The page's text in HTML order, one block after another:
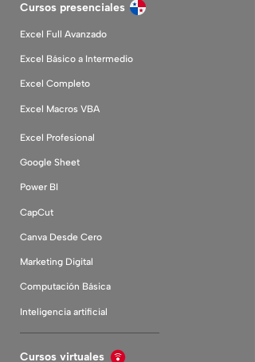
Cursos presenciales
Excel Full Avanzado
Excel Básico a Intermedio
Excel Completo
Excel Macros VBA
Excel Profesional
Google Sheet
Power BI
CapCut
Canva Desde Cero
Marketing Digital
Computación Básica
Inteligencia artificial
Cursos virtuales